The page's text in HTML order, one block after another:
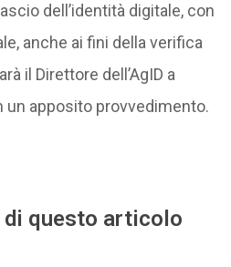
dell’identità digitale, con
anche ai fini della verifica
il Direttore dell’AgID a
un apposito provvedimento.
questo articolo